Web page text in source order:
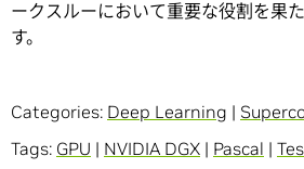
ークスルーにおいて重要な役割を果
す。
Categories: Deep Learning |
Tags: GPU | NVIDIA DGX | Pascal |